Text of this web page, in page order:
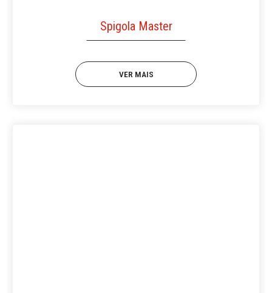
Spigola Master
VER MAIS